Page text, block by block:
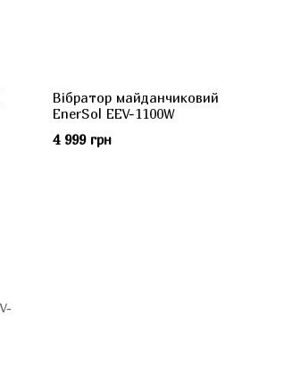
Вібратор майданчиковий
EnerSol EEV-1100W
4 999 грн